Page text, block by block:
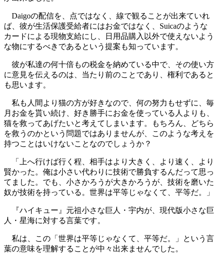
Daigoの配信を、点ではなく、線で観ることが出来ていれ
ば、彼が生活保護受給者にはお金ではなく、Suicaのような
カードによる現物支給にし、日用品購入以外で使えないよう
な物にするべきであるという提案も知っています。
彼が私達の何十倍もの税金を納めている中で、その使い方
に意見を伝えるのは、当たり前のことであり、権利であると
も思います。
私も人間より猫の方が好きなので、何の努力もせずに、毎
月お金を貰い続け、好き勝手にお金を使っている人よりも、
猫を救ってあげたいと考えてしまいます。もちろん、どちら
を救うのかという問題ではありませんが、このような考えを
持つことはいけないことなのでしょうか？
「上へ行けば行く程、相手はより大きく、より速く、より
賢かった。俺は小さい代わりに技術で勝負するんだって思っ
てました。でも、小さかろうが大きかろうが、技術を磨いた
奴が技術を持っている。世界は平等じゃなくて、平等だ。」
『ハイキュー』元祖小さな巨人・宇内が、現代版小さな巨
人・星海に対する言葉です。
私は、この「世界は平等じゃなくて、平等だ。」という言
葉の意味を理解することが中々出来ませんでした。